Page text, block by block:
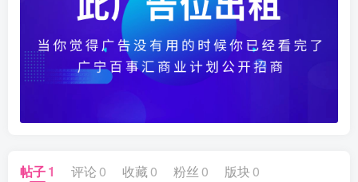
帖子1 评论 0 收藏 0 粉丝 0 版块 0